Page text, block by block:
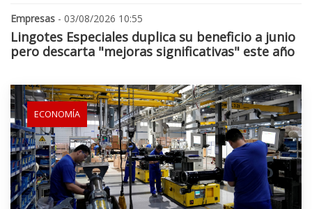
Empresas - 03/08/2026 10:55
Lingotes Especiales duplica su beneficio a junio
pero descarta "mejoras significativas" este año
ECONOMÍA